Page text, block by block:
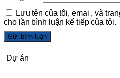
Lưu tên của tôi, email, và
cho lần bình luận kế tiếp của tôi.
Dự án